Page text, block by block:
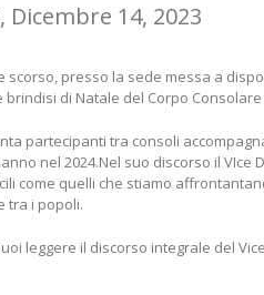
Dicembre 14, 2023
scorso, presso la sede messa a
di Natale del Corpo Consolare
partecipanti tra consoli
nel 2024.Nel suo discorso il
come quelli che stiamo
tra i popoli.
leggere il discorso integrale del